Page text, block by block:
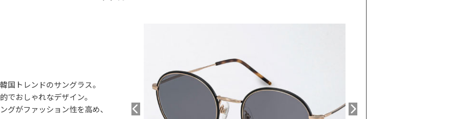
国トレンドのサングラス。
でおしゃれなデザイン。
グがファッション性を高め、